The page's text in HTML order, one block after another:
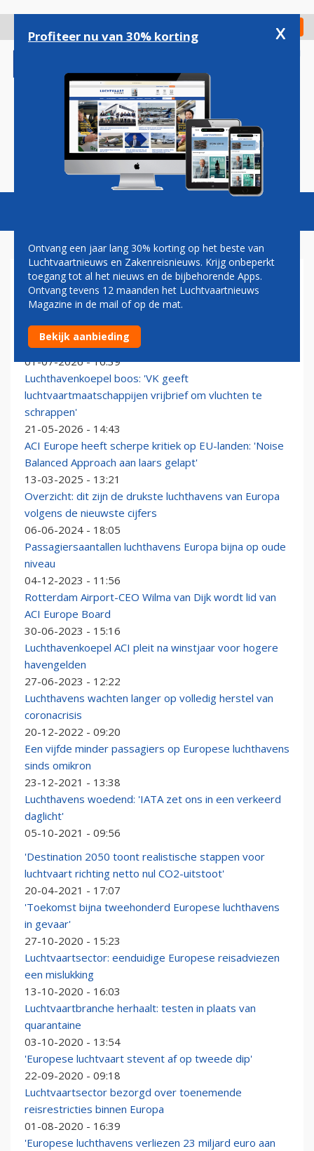
gaan
Check in
Magazine Podcasts Vacatures
ACI EUROPE
Vliegvelden verwachten halflege toestellen en lange
rijen vanwege EU-controles deze zomer
01-07-2026 - 16:39
Luchthavenkoepel boos: 'VK geeft
luchtvaartmaatschappijen vrijbrief om vluchten te
schrappen'
21-05-2026 - 14:43
ACI Europe heeft scherpe kritiek op EU-landen: 'Noise
Balanced Approach aan laars gelapt'
13-03-2025 - 13:21
Overzicht: dit zijn de drukste luchthavens van Europa
volgens de nieuwste cijfers
06-06-2024 - 18:05
Passagiersaantallen luchthavens Europa bijna op oude
niveau
04-12-2023 - 11:56
Rotterdam Airport-CEO Wilma van Dijk wordt lid van
ACI Europe Board
30-06-2023 - 15:16
Luchthavenkoepel ACI pleit na winstjaar voor hogere
havengelden
27-06-2023 - 12:22
Luchthavens wachten langer op volledig herstel van
coronacrisis
20-12-2022 - 09:20
Een vijfde minder passagiers op Europese luchthavens
sinds omikron
23-12-2021 - 13:38
Luchthavens woedend: 'IATA zet ons in een verkeerd
daglicht'
05-10-2021 - 09:56
'Destination 2050 toont realistische stappen voor
luchtvaart richting netto nul CO2-uitstoot'
20-04-2021 - 17:07
'Toekomst bijna tweehonderd Europese luchthavens
in gevaar'
27-10-2020 - 15:23
Luchtvaartsector: eenduidige Europese reisadviezen
een mislukking
13-10-2020 - 16:03
Luchtvaartbranche herhaalt: testen in plaats van
quarantaine
03-10-2020 - 13:54
'Europese luchtvaart stevent af op tweede dip'
22-09-2020 - 09:18
Luchtvaartsector bezorgd over toenemende
reisrestricties binnen Europa
01-08-2020 - 16:39
'Europese luchthavens verliezen 23 miljard euro aan
Profiteer nu van 30% korting x
Ontvang een jaar lang 30% korting op het beste van
Luchtvaartnieuws en Zakenreisnieuws. Krijg onbeperkt
toegang tot al het nieuws en de bijbehorende Apps.
Ontvang tevens 12 maanden het Luchtvaartnieuws
Magazine in de mail of op de mat.
Bekijk aanbieding